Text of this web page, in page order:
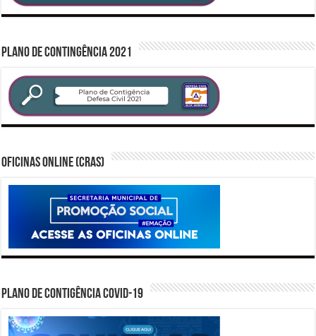
PLANO DE CONTINGÊNCIA 2021
Oficinas Online (CRAS)
PLANO DE CONTIGÊNCIA COVID-19